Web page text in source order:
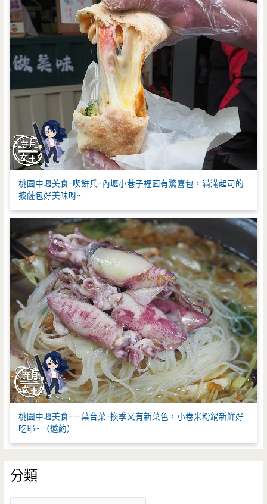
桃園中壢美食-喫餅兵-內壢小巷子裡面有驚喜包，滿滿起司的
披薩包好美味呀~
桃園中壢美食-一葉台菜-換季又有新菜色，小卷米粉鍋新鮮好
吃耶~ （邀約）
分類